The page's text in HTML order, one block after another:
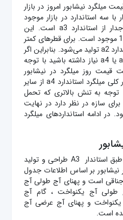
میلگرد نیشابور امروز در بازار
با سه استاندارد در بازار موجود
است. مرسوم‌ترین میلگرد آجدار از استاندارد a3 است. این
استاندارد در قطرهای بالای 14 موجود است. برای قطرهای کمتر
از 14 اغلب میلگردها در استاندارد a2 تولید می‌شود. بنابراین اگر
به میلگرد قطر 8 استاندارد a3 یا a4 نیاز داشته باشید با توجه
روز میلگرد در نیشابور
بالاتری پرداخت کنید. به طور کلی میلگرد استاندارد a4 از سایر
توجه به تنش بالاتری که تحمل
سازه در نظر دارد در نهایت
ادامه استانداردهای میلگرد
قیمت میلگرد آجدار نیشابور طبق استاندار A3 طراحی و تولید
بر اساس اطلاعات جدول
است و پهنای آج طولی آج
طولی آج یکنواخت ، گام آج
و پهنای آج عرضی آج
است.